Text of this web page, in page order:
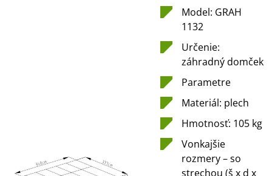
Model: GRAH
1132
Určenie:
záhradný domček
Parametre
Materiál: plech
Hmotnosť: 105 kg
Vonkajšie
rozmery – so
strechou (š x d x